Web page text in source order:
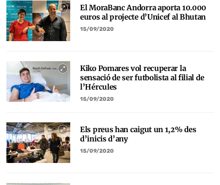
El MoraBanc Andorra aporta 10.000
euros al projecte d’Unicef al Bhutan
15/09/2020
Kiko Pomares vol recuperar la
sensació de ser futbolista al filial de
l’Hércules
15/09/2020
Els preus han caigut un 1,2% des
d’inicis d’any
15/09/2020